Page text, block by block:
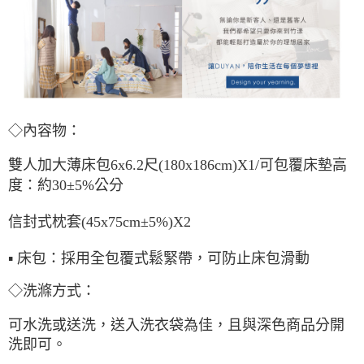
◇內容物：
雙人加大薄床包6x6.2尺(180x186cm)X1/可包覆床墊高
度：約30±5%公分
信封式枕套(45x75cm±5%)X2
▪ 床包：採用全包覆式鬆緊帶，可防止床包滑動
◇洗滌方式：
可水洗或送洗，送入洗衣袋為佳，且與深色商品分開
洗即可。